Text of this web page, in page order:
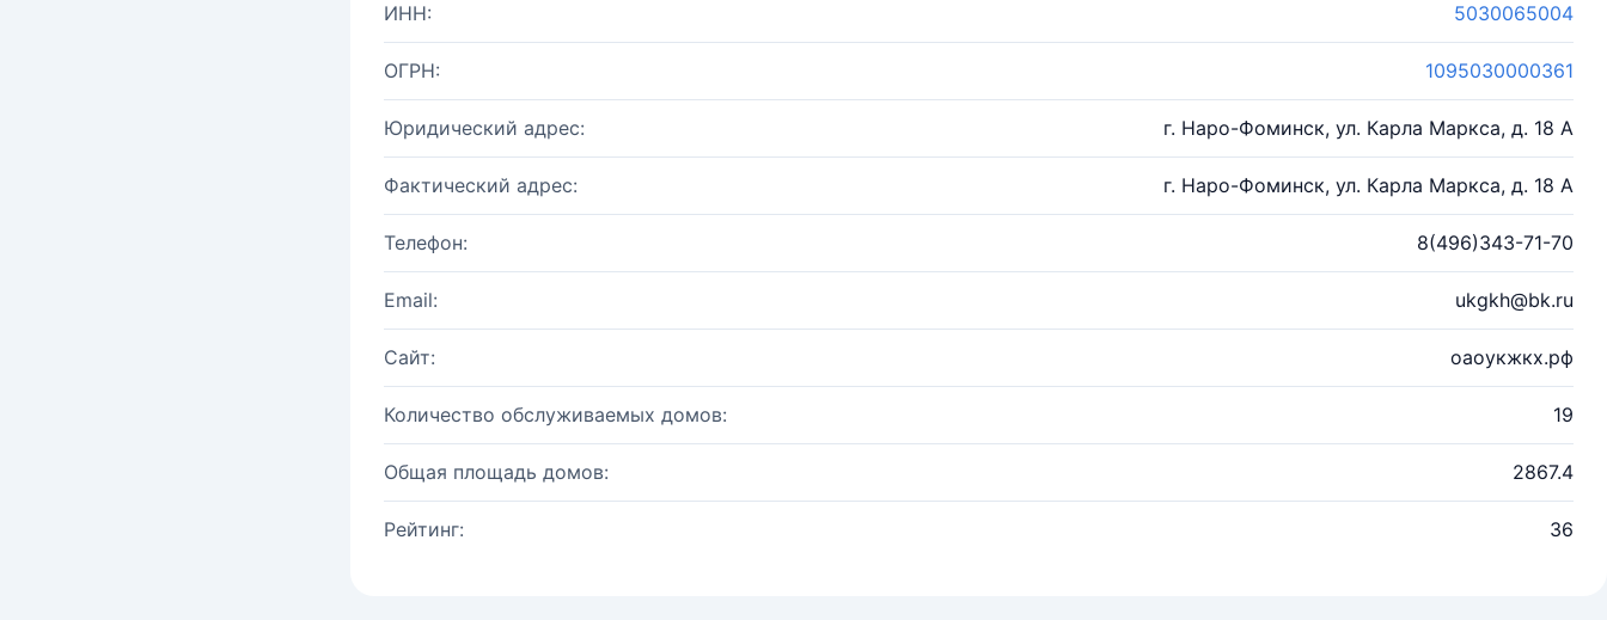
ИНН: 5030065004
ОГРН: 1095030000361
Юридический адрес: г. Наро-Фоминск, ул. Карла Маркса, д. 18 А
Фактический адрес: г. Наро-Фоминск, ул. Карла Маркса, д. 18 А
Телефон: 8(496)343-71-70
Email: ukgkh@bk.ru
Сайт: оаоукжкх.рф
Количество обслуживаемых домов: 19
Общая площадь домов: 2867.4
Рейтинг: 36